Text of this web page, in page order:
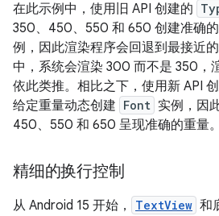
在此示例中，使用旧 API 创建的
350、450、550 和 650 创建准确
例，因此渲染程序会回退到最接近
中，系统会渲染 300 而不是 350，
依此类推。相比之下，使用新 API
给定重量动态创建 Font 实例，因
450、550 和 650 呈现准确的重量。
精细的换行控制
从 Android 15 开始， TextView 和